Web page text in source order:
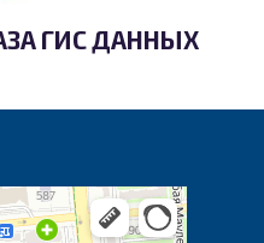
ГИС ДАННЫХ